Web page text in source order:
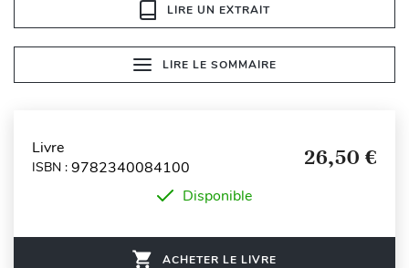
LIRE UN EXTRAIT
LIRE LE SOMMAIRE
Livre
ISBN : 9782340084100 26,50 €
Disponible
ACHETER LE LIVRE